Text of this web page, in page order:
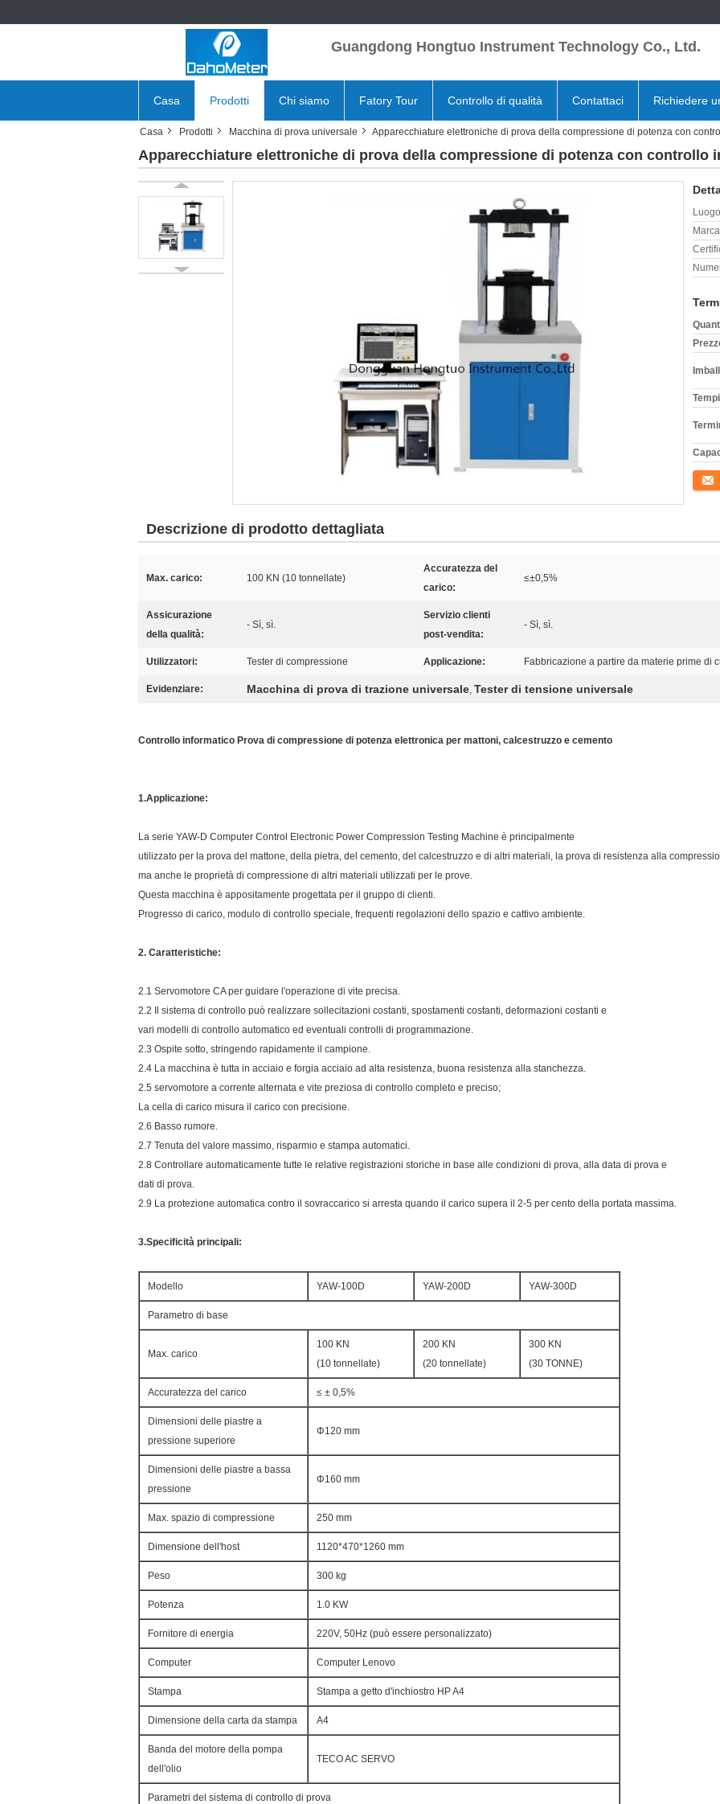
Guangdong Hongtuo Instrument Technology Co., Ltd.
Casa Prodotti Chi siamo Fatory Tour Controllo di qualità Contattaci Richiedere
Casa Prodotti Macchina di prova universale Apparecchiature elettroniche di prova della compressione di potenza con
Apparecchiature elettroniche di prova della compressione di potenza con controllo
Descrizione di prodotto dettagliata
Max. carico: 100 KN (10 tonnellate)
Accuratezza del
carico:
≤±0,5%
Assicurazione
della qualità:
- Sì, sì.
Servizio clienti
post-vendita:
- Sì, sì.
Utilizzatori: Tester di compressione Applicazione: Fabbricazione a partire da materie prime di
Evidenziare: Macchina di prova di trazione universale, Tester di tensione universale
Controllo informatico Prova di compressione di potenza elettronica per mattoni, calcestruzzo e cemento
1.Applicazione:
La serie YAW-D Computer Control Electronic Power Compression Testing Machine è principalmente
utilizzato per la prova del mattone, della pietra, del cemento, del calcestruzzo e di altri materiali, la prova di resistenza alla
ma anche le proprietà di compressione di altri materiali utilizzati per le prove.
Questa macchina è appositamente progettata per il gruppo di clienti.
Progresso di carico, modulo di controllo speciale, frequenti regolazioni dello spazio e cattivo ambiente.
2. Caratteristiche:
2.1 Servomotore CA per guidare l'operazione di vite precisa.
2.2 Il sistema di controllo può realizzare sollecitazioni costanti, spostamenti costanti, deformazioni costanti e
vari modelli di controllo automatico ed eventuali controlli di programmazione.
2.3 Ospite sotto, stringendo rapidamente il campione.
2.4 La macchina è tutta in acciaio e forgia acciaio ad alta resistenza, buona resistenza alla stanchezza.
2.5 servomotore a corrente alternata e vite preziosa di controllo completo e preciso;
La cella di carico misura il carico con precisione.
2.6 Basso rumore.
2.7 Tenuta del valore massimo, risparmio e stampa automatici.
2.8 Controllare automaticamente tutte le relative registrazioni storiche in base alle condizioni di prova, alla data di prova e
dati di prova.
2.9 La protezione automatica contro il sovraccarico si arresta quando il carico supera il 2-5 per cento della portata massima.
3.Specificità principali:
Modello YAW-100D YAW-200D YAW-300D
Parametro di base
Max. carico
100 KN
(10 tonnellate)
200 KN
(20 tonnellate)
300 KN
(30 TONNE)
Accuratezza del carico ≤ ± 0,5%
Dimensioni delle piastre a
pressione superiore
Φ120 mm
Dimensioni delle piastre a bassa
pressione
Φ160 mm
Max. spazio di compressione 250 mm
Dimensione dell'host 1120*470*1260 mm
Peso 300 kg
Potenza 1.0 KW
Fornitore di energia 220V, 50Hz (può essere personalizzato)
Computer Computer Lenovo
Stampa Stampa a getto d'inchiostro HP A4
Dimensione della carta da stampa A4
Banda del motore della pompa
dell'olio
TECO AC SERVO
Parametri del sistema di controllo di prova